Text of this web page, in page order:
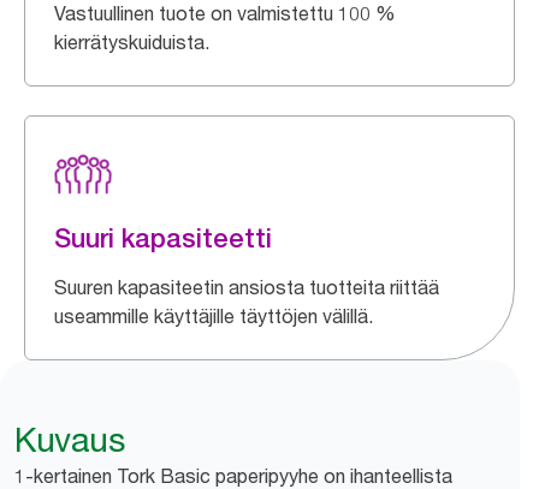
Vastuullinen tuote on valmistettu 100 %
kierrätyskuiduista.
Suuri kapasiteetti
Suuren kapasiteetin ansiosta tuotteita riittää
useammille käyttäjille täyttöjen välillä.
Kuvaus
1-kertainen Tork Basic paperipyyhe on ihanteellista